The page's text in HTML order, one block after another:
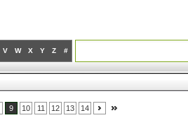
V W X Y Z #
9 10 11 12 13 14